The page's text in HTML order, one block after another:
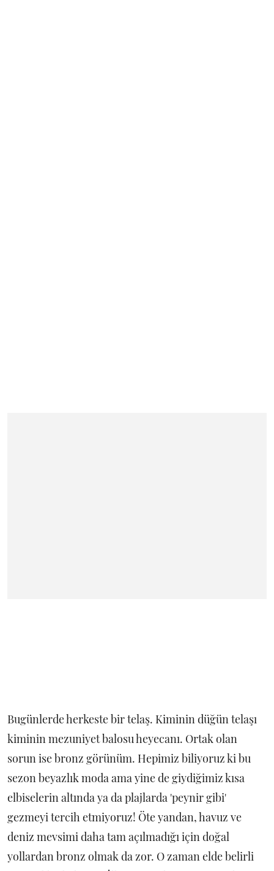
Bugünlerde herkeste bir telaş. Kiminin düğün telaşı
kiminin mezuniyet balosu heyecanı. Ortak olan
sorun ise bronz görünüm. Hepimiz biliyoruz ki bu
sezon beyazlık moda ama yine de giydiğimiz kısa
elbiselerin altında ya da plajlarda 'peynir gibi'
gezmeyi tercih etmiyoruz! Öte yandan, havuz ve
deniz mevsimi daha tam açılmadığı için doğal
yollardan bronz olmak da zor. O zaman elde belirli